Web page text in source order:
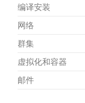
编译安装
网络
群集
虚拟化和容器
邮件